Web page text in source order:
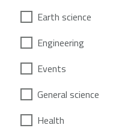
Earth science
Engineering
Events
General science
Health